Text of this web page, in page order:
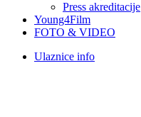
Press akreditacije
Young4Film
FOTO & VIDEO
Ulaznice info